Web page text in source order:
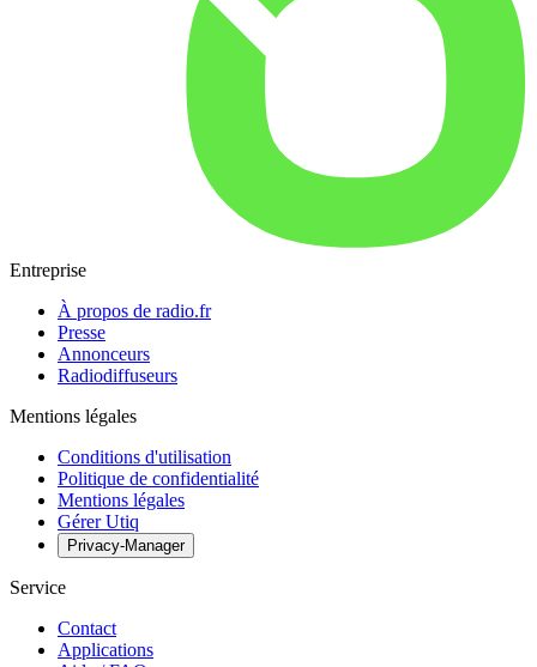
Entreprise
À propos de radio.fr
Presse
Annonceurs
Radiodiffuseurs
Mentions légales
Conditions d'utilisation
Politique de confidentialité
Mentions légales
Gérer Utiq
Privacy-Manager
Service
Contact
Applications